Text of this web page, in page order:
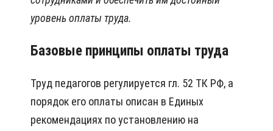
уровень оплаты труда.
Базовые принципы оплаты труда
Труд педагогов регулируется гл. 52 ТК РФ, а
порядок его оплаты описан в Единых
рекомендациях по установлению на